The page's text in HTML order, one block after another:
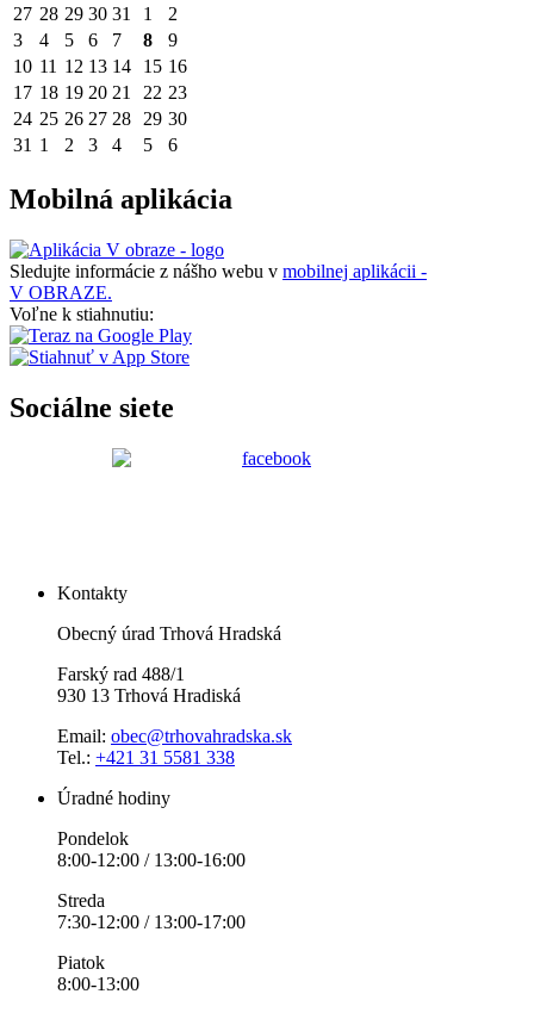
27 28 29 30 31 1
2
3
4 5 6 7 8
9
10 11 12 13 14 15 16
17 18 19 20 21 22 23
24 25 26 27 28 29 30
31 1 2 3 4 5 6
Mobilná aplikácia
Sledujte informácie z nášho webu v mobilnej aplikácii -
V OBRAZE.
Voľne k stiahnutiu:
Sociálne siete
Kontakty
Obecný úrad Trhová Hradská
Farský rad 488/1
930 13 Trhová Hradiská
Email: obec@trhovahradska.sk
Tel.: +421 31 5581 338
Úradné hodiny
Pondelok
8:00-12:00 / 13:00-16:00
Streda
7:30-12:00 / 13:00-17:00
Piatok
8:00-13:00